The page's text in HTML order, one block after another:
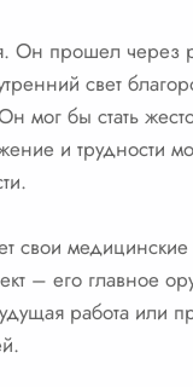
прошел через
свет
мог бы стать
и трудности
свои
– его главное
работа или